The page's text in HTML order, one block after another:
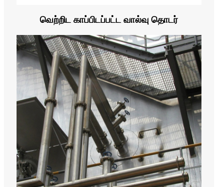
வெற்றிட காப்பிடப்பட்ட வால்வு தொடர்